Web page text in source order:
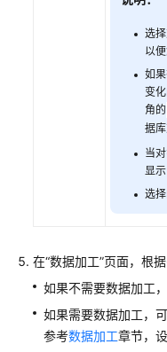
选
以
如
变
角的
据库
当
显
选
在“数据加工”页面，根
如果不需要数据加工，
如果需要数据加工，可
参考数据加工章节，